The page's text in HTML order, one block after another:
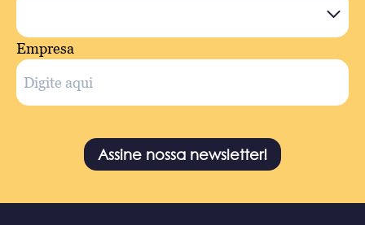
Empresa
Assine nossa newsletter!